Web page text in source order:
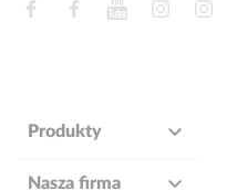
FacebookFacebookYouTubeInstagram
Produkty 
Nasza firma